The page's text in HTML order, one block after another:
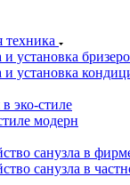
техника
и установка
и установка
эко-стиле
модерн
санузла в
санузла в